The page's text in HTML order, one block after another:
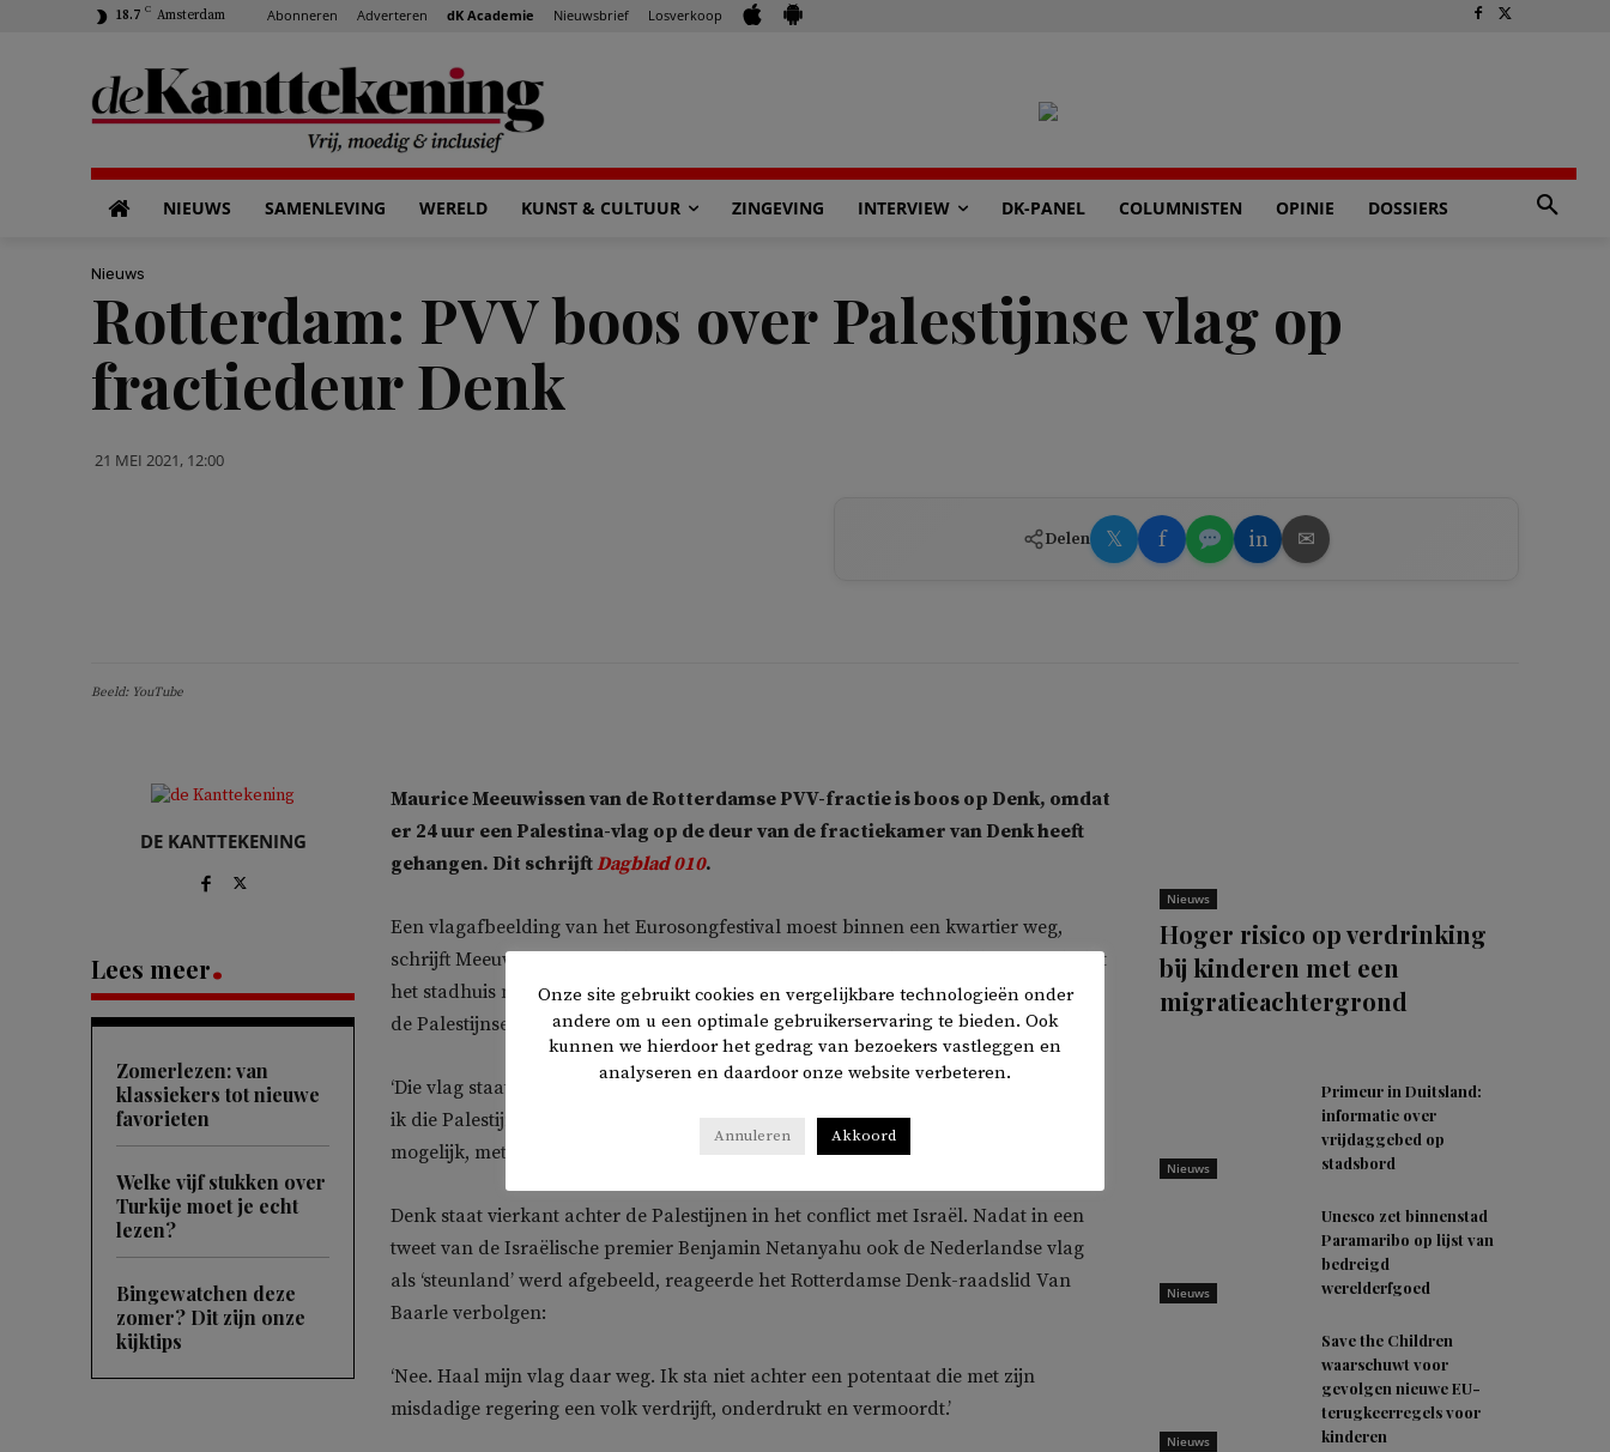
18.7 C Amsterdam Abonneren Adverteren dK Academie Nieuwsbrief Losverkoop
NIEUWS SAMENLEVING WERELD KUNST & CULTUUR ZINGEVING INTERVIEW DK-PANEL COLUMNISTEN OPINIE DOSSIERS
Nieuws
Rotterdam: PVV boos over Palestijnse vlag op
fractiedeur Denk
21 MEI 2021, 12:00
Delen 𝕏 f in ✉
Beeld: YouTube
DE KANTTEKENING
Lees meer
Zomerlezen: van
klassiekers tot nieuwe
favorieten
Welke vijf stukken over
Turkije moet je echt
lezen?
Bingewatchen deze
zomer? Dit zijn onze
kijktips
Maurice Meeuwissen van de Rotterdamse PVV-fractie is boos op Denk, omdat
er 24 uur een Palestina-vlag op de deur van de fractiekamer van Denk heeft
gehangen. Dit schrijftDagblad 010.
Een vlagafbeelding van het Eurosongfestival moest binnen een kwartier weg,
schrijft Meeuwissen in een brief aan burgemeester Ahmed Aboutaleb. Hij vindt dat
het stadhuis met twee maten meet. Ook heeft Meeuwissen inhoudelijk moeite met
de Palestijnse vlag.
‘Die vlag staat voor Hamas, dus: terreur, dood, verderf en Jodenhaat. Elke keer als
ik die Palestijnse vlag zie word ik ermee geconfronteerd dat D66 minister Kaag,
mogelijk, met mijn belastingcenten zorgt dat Hamas bommen op Israël gooit.’
Denk staat vierkant achter de Palestijnen in het conflict met Israël. Nadat in een
tweet van de Israëlische premier Benjamin Netanyahu ook de Nederlandse vlag
als ‘steunland’ werd afgebeeld, reageerde het Rotterdamse Denk-raadslid Van
Baarle verbolgen:
‘Nee. Haal mijn vlag daar weg. Ik sta niet achter een potentaat die met zijn
misdadige regering een volk verdrijft, onderdrukt en vermoordt.’
Nieuws
Hoger risico op verdrinking
bij kinderen met een
migratieachtergrond
Nieuws
Primeur in Duitsland:
informatie over
vrijdaggebed op
stadsbord
Nieuws
Unesco zet binnenstad
Paramaribo op lijst van
bedreigd
werelderfgoed
Nieuws
Save the Children
waarschuwt voor
gevolgen nieuwe EU-
terugkeerregels voor
kinderen
Onze site gebruikt cookies en vergelijkbare technologieën onder
andere om u een optimale gebruikerservaring te bieden. Ook
kunnen we hierdoor het gedrag van bezoekers vastleggen en
analyseren en daardoor onze website verbeteren.
Annuleren Akkoord